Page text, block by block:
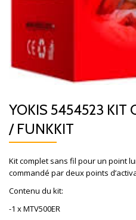
YOKIS 5454523 KIT
/ FUNKKIT
Kit complet sans fil pour un point
commandé par deux points
Contenu du kit:
-1 x MTV500ER